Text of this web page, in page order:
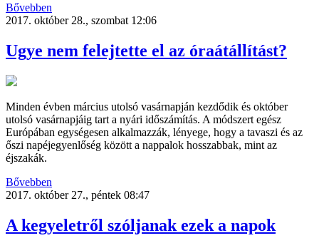
Bővebben
2017. október 28., szombat 12:06
Ugye nem felejtette el az óraátállítást?
Minden évben március utolsó vasárnapján kezdődik és október
utolsó vasárnapjáig tart a nyári időszámítás. A módszert egész
Európában egységesen alkalmazzák, lényege, hogy a tavaszi és az
őszi napéjegyenlőség között a nappalok hosszabbak, mint az
éjszakák.
Bővebben
2017. október 27., péntek 08:47
A kegyeletről szóljanak ezek a napok